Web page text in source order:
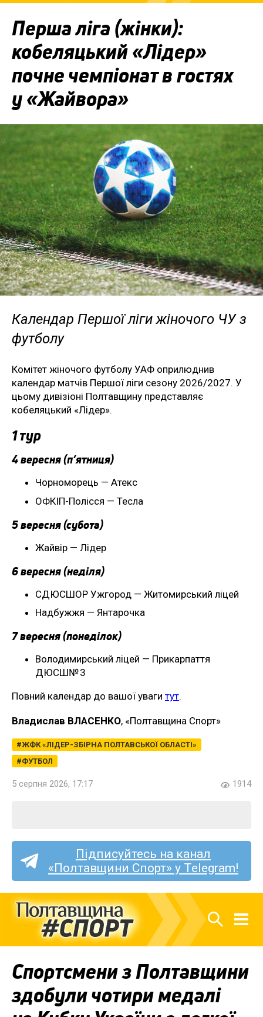
Перша ліга (жінки):
кобеляцький «Лідер»
почне чемпіонат в гостях
у «Жайвора»
Календар Першої ліги жіночого ЧУ з
футболу
Комітет жіночого футболу УАФ оприлюднив
календар матчів Першої ліги сезону 2026/2027. У
цьому дивізіоні Полтавщину представляє
кобеляцький «Лідер».
1 тур
4 вересня (п’ятниця)
Чорноморець — Атекс
ОФКІП-Полісся — Тесла
5 вересня (субота)
Жайвір — Лідер
6 вересня (неділя)
СДЮСШОР Ужгород — Житомирський ліцей
Надбужжя — Янтарочка
7 вересня (понеділок)
Володимирський ліцей — Прикарпаття
ДЮСШ№ 3
Повний календар до вашої уваги тут.
Владислав ВЛАСЕНКО, «Полтавщина Спорт»
ЖФК «ЛІДЕР-ЗБІРНА ПОЛТАВСЬКОЇ ОБЛАСТІ»
ФУТБОЛ
5 серпня 2026, 17:17 1914
Підписуйтесь на канал
«Полтавщини Спорт» у Telegram!
Спортсмени з Полтавщини
здобули чотири медалі